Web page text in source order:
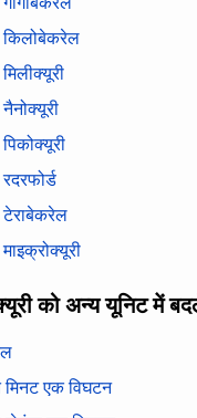
को अन्य यूनिट में
मिनट एक विघटन